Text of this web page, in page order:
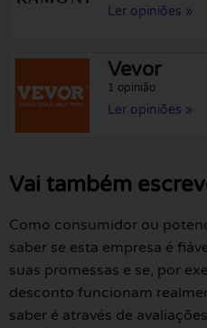
Ler opiniões »
Vevor
1 opinião
Ler opiniões »
Vai também
Como consumidor ou
saber se esta empresa é
suas promessas e se, por
desconto funcionam
saber é através de